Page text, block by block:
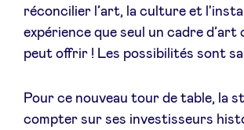
réconcilier l’art, la culture et
expérience que seul un cadre d’art
peut offrir ! Les possibilités sont
Pour ce nouveau tour de table, la
compter sur ses investisseurs